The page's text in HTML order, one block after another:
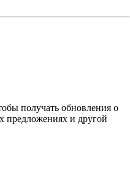
получать обновления о
предложениях и другой